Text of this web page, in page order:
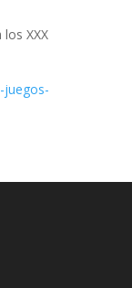
XXX
juegos-